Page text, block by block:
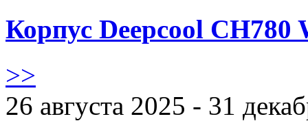
Корпус Deepcool CH780
>>
26 августа 2025 - 31